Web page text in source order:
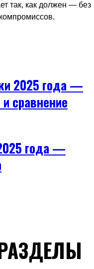
так, как должен — без
2025 года —
и сравнение
года —